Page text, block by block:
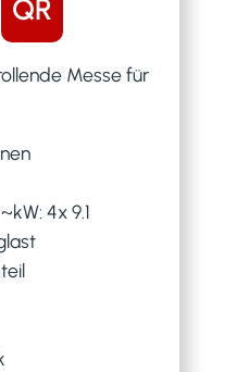
QR
Messe für
4x 9.1